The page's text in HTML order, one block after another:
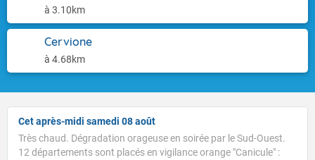
à 3.10km
Cervione
à 4.68km
Cet après-midi samedi 08 août
Très chaud. Dégradation orageuse en soirée par le Sud-Ouest.
12 départements sont placés en vigilance orange "Canicule" :